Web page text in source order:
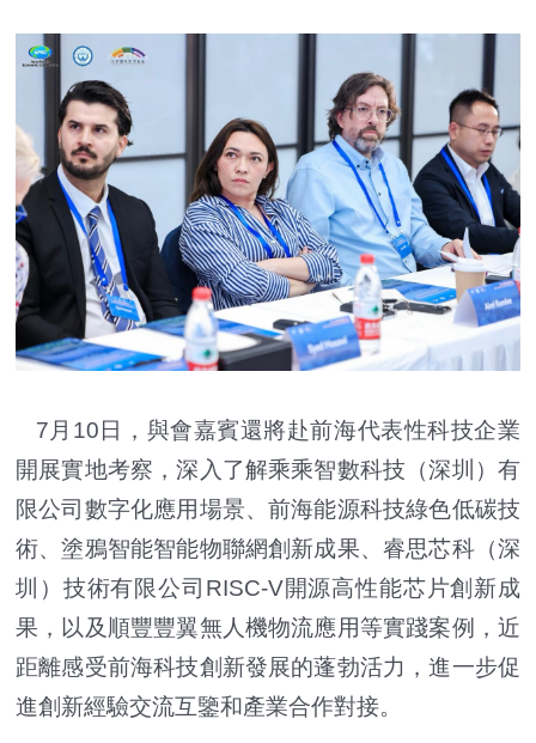
7月10日，與會嘉賓還將赴前海代表性科技企業
開展實地考察，深入了解乘乘智數科技（深圳）有
限公司數字化應用場景、前海能源科技綠色低碳技
術、塗鴉智能智能物聯網創新成果、睿思芯科（深
圳）技術有限公司RISC-V開源高性能芯片創新成
果，以及順豐豐翼無人機物流應用等實踐案例，近
距離感受前海科技創新發展的蓬勃活力，進一步促
進創新經驗交流互鑒和產業合作對接。